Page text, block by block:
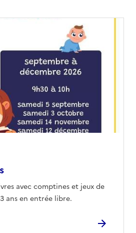
avec comptines et jeux de
ans en entrée libre.